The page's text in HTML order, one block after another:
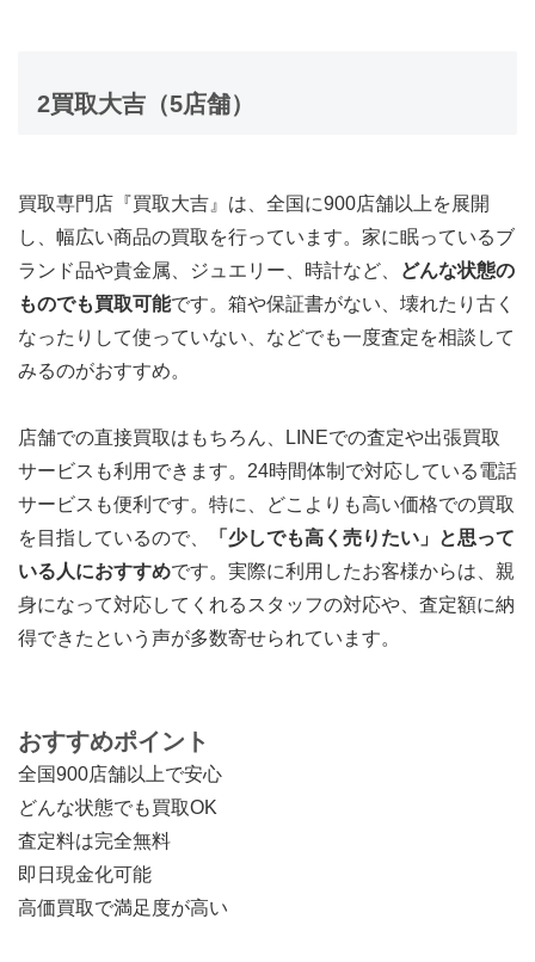
2買取大吉 （5店舗）
買取専門店『買取大吉』は、全国に900店舗以上を展開
し、幅広い商品の買取を行っています。家に眠っているブ
ランド品や貴金属、ジュエリー、時計など、
どんな状態の
ものでも買取可能です。箱や保証書がない、壊れたり古く
なったりして使っていない、などでも一度査定を相談して
みるのがおすすめ。
店舗での直接買取はもちろん、LINEでの査定や出張買取
サービスも利用できます。24時間体制で対応している電話
サービスも便利です。特に、どこよりも高い価格での買取
を目指しているので、
「少しでも高く売りたい」と思って
いる人におすすめです。実際に利用したお客様からは、親
身になって対応してくれるスタッフの対応や、査定額に納
得できたという声が多数寄せられています。
おすすめポイント
全国900店舗以上で安心
どんな状態でも買取OK
査定料は完全無料
即日現金化可能
高価買取で満足度が高い